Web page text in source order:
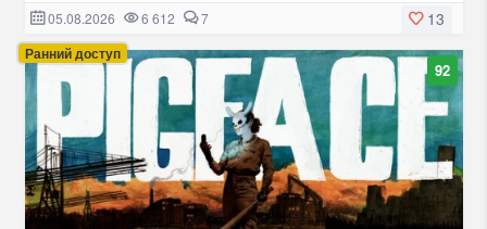
13
05.08.2026 6 612 7
Ранний доступ
92